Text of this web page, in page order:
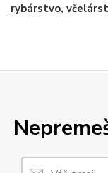
rybárstvo,